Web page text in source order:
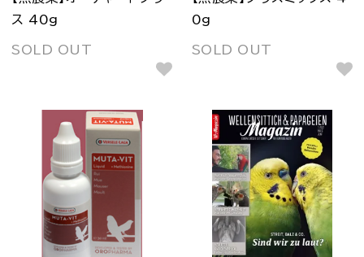
ス 40g
SOLD OUT
0g
SOLD OUT